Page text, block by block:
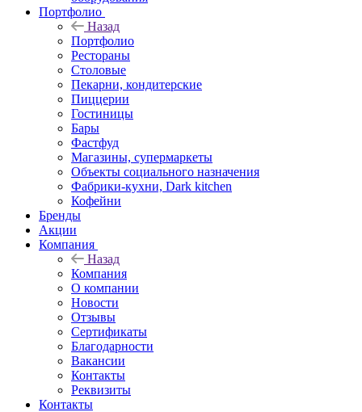
Портфолио
Назад
Портфолио
Рестораны
Столовые
Пекарни, кондитерские
Пиццерии
Гостиницы
Бары
Фастфуд
Магазины, супермаркеты
Объекты социального назначения
Фабрики-кухни, Dark kitchen
Кофейни
Бренды
Акции
Компания
Назад
Компания
О компании
Новости
Отзывы
Сертификаты
Благодарности
Вакансии
Контакты
Реквизиты
Контакты